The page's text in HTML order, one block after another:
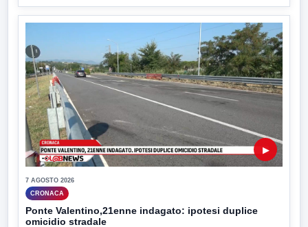
▶
7 AGOSTO 2026
CRONACA
Ponte Valentino,21enne indagato: ipotesi duplice
omicidio stradale